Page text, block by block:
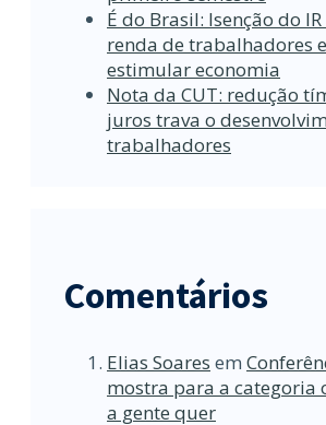
É do Brasil: Isenção do
renda de trabalhadores
estimular economia
Nota da CUT: redução
juros trava o
trabalhadores
Comentários
Elias Soares em
mostra para a categoria
a gente quer